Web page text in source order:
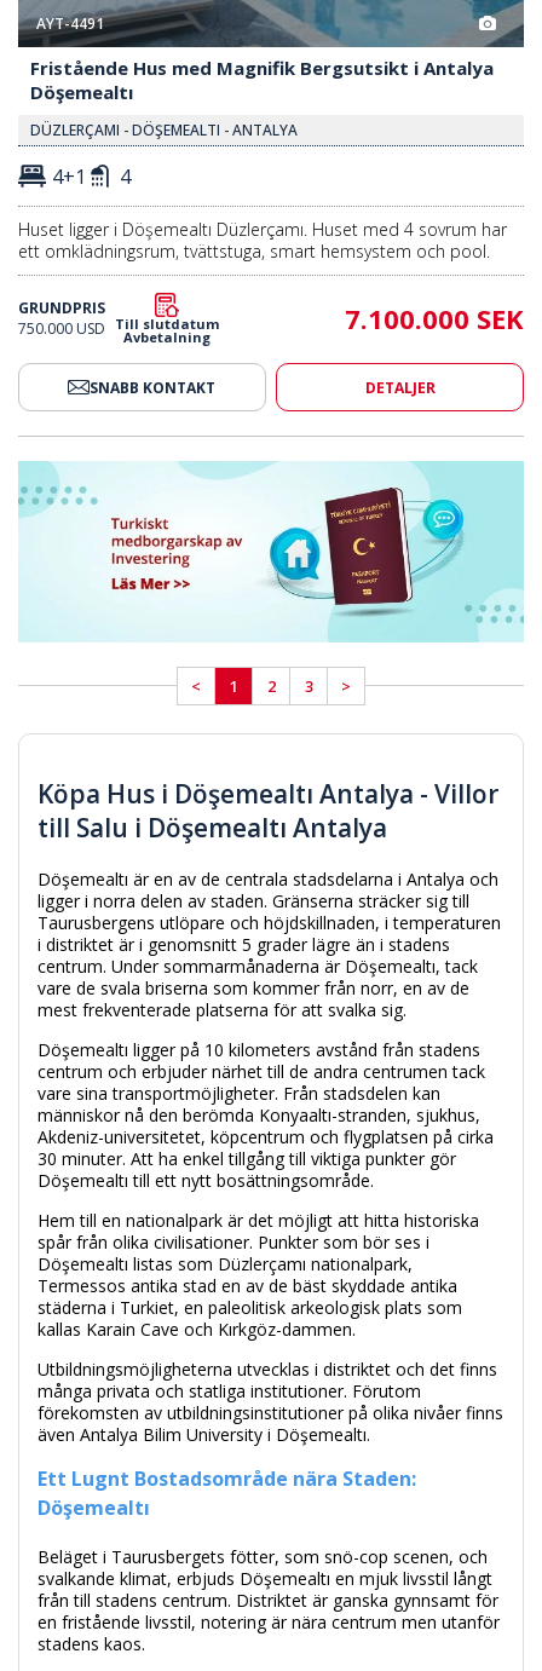
Köpa Hus i Döşemealtı Antalya - Villor
till Salu i Döşemealtı Antalya
Döşemealtı är en av de centrala stadsdelarna i Antalya och
ligger i norra delen av staden. Gränserna sträcker sig till
Taurusbergens utlöpare och höjdskillnaden, i temperaturen
i distriktet är i genomsnitt 5 grader lägre än i stadens
centrum. Under sommarmånaderna är Döşemealtı, tack
vare de svala briserna som kommer från norr, en av de
mest frekventerade platserna för att svalka sig.
Döşemealtı ligger på 10 kilometers avstånd från stadens
centrum och erbjuder närhet till de andra centrumen tack
vare sina transportmöjligheter. Från stadsdelen kan
människor nå den berömda Konyaaltı-stranden, sjukhus,
Akdeniz-universitetet, köpcentrum och flygplatsen på cirka
30 minuter. Att ha enkel tillgång till viktiga punkter gör
Döşemealtı till ett nytt bosättningsområde.
Hem till en nationalpark är det möjligt att hitta historiska
spår från olika civilisationer. Punkter som bör ses i
Döşemealtı listas som Düzlerçamı nationalpark,
Termessos antika stad en av de bäst skyddade antika
städerna i Turkiet, en paleolitisk arkeologisk plats som
kallas Karain Cave och Kırkgöz-dammen.
Utbildningsmöjligheterna utvecklas i distriktet och det finns
många privata och statliga institutioner. Förutom
förekomsten av utbildningsinstitutioner på olika nivåer finns
även Antalya Bilim University i Döşemealtı.
Ett Lugnt Bostadsområde nära Staden:
Döşemealtı
Beläget i Taurusbergets fötter, som snö-cop scenen, och
svalkande klimat, erbjuds Döşemealtı en mjuk livsstil långt
från till stadens centrum. Distriktet är ganska gynnsamt för
en fristående livsstil, notering är nära centrum men utanför
stadens kaos.
AYT-4491
Fristående Hus med Magnifik Bergsutsikt i Antalya
Döşemealtı
DÜZLERÇAMI - DÖŞEMEALTI - ANTALYA
4+1 4
Huset ligger i Döşemealtı Düzlerçamı. Huset med 4 sovrum har
ett omklädningsrum, tvättstuga, smart hemsystem och pool.
GRUNDPRIS
750.000 USD
Till slutdatum
Avbetalning
7.100.000 SEK
SNABB KONTAKT DETALJER
< 1 2 3 >